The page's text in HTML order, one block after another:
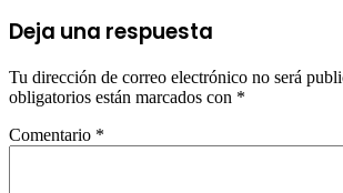
Deja una respuesta
Tu dirección de correo electrónico no será
obligatorios están marcados con *
Comentario *